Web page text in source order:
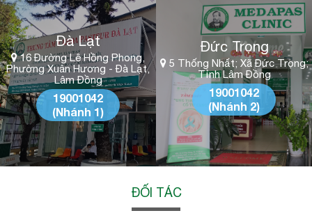
Đà Lạt
16 Đường Lê Hồng Phong,
Phường Xuân Hương - Đà Lạt,
Lâm Đồng
19001042
(Nhánh 1)
Đức Trọng
5 Thống Nhất; Xã Đức Trọng;
Tỉnh Lâm Đồng
19001042
(Nhánh 2)
ĐỐI TÁC